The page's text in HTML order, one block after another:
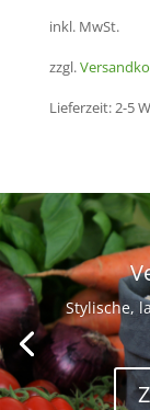
inkl. MwSt.
zzgl.
Lieferzeit:2-5
Stylische,